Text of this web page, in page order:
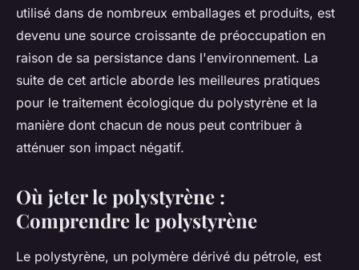
utilisé dans de nombreux emballages et produits, est
devenu une source croissante de préoccupation en
raison de sa persistance dans l'environnement. La
suite de cet article aborde les meilleures pratiques
pour le traitement écologique du polystyrène et la
manière dont chacun de nous peut contribuer à
atténuer son impact négatif.
Où jeter le polystyrène :
Comprendre le polystyrène
Le polystyrène, un polymère dérivé du pétrole, est